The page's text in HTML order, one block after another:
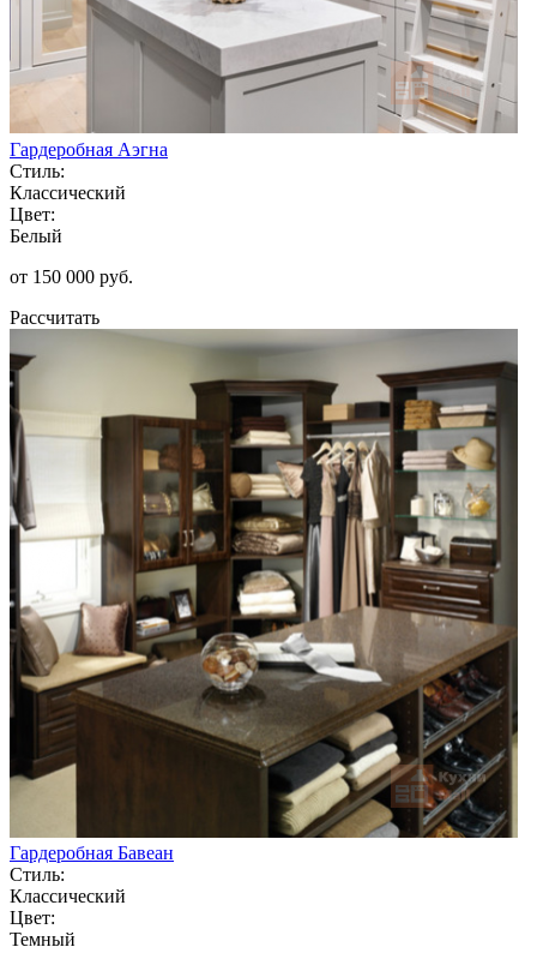
Гардеробная Аэгна
Стиль:
Классический
Цвет:
Белый
от 150 000 руб.
Рассчитать
Гардеробная Бавеан
Стиль:
Классический
Цвет:
Темный